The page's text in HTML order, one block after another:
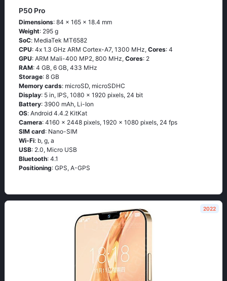
P50 Pro
Dimensions: 84 x 165 x 18.4 mm
Weight: 295 g
SoC: МеdiаТеk МТ6582
CPU: 4х 1.3 GНz АRМ Соrtех-А7, 1300 MHz, Cores: 4
GPU: ARM Mali-400 MP2, 800 MHz, Cores: 2
RAM: 4 GB, 6 GB, 433 MHz
Storage: 8 GB
Memory cards: microSD, microSDHC
Display: 5 in, IPS, 1080 x 1920 pixels, 24 bit
Battery: 3900 mAh, Li-Ion
OS: Аndrоid 4.4.2 ΚitΚаt
Camera: 4160 x 2448 pixels, 1920 x 1080 pixels, 24 fps
SIM card: Nano-SIM
Wi-Fi: b, g, а
USB: 2.0, Micro USB
Bluetooth: 4.1
Positioning: GРS, А-GРS
2022